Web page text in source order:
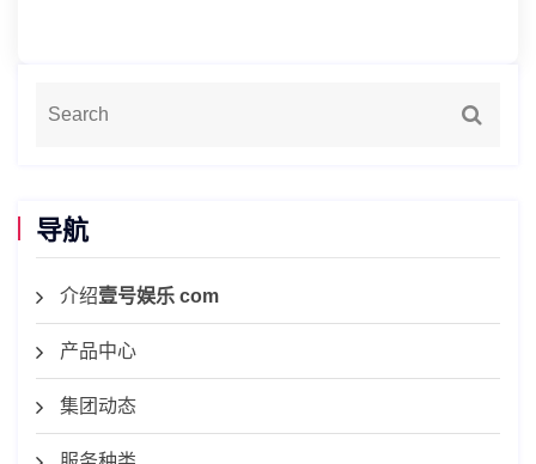
导航
介绍壹号娱乐 com
产品中心
集团动态